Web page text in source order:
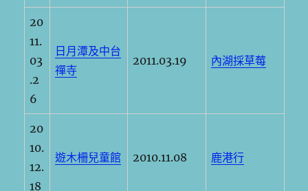
20
11.
03
.2
6
日月潭及中台
禪寺
2011.03.19 內湖採草莓
20
10.
12.
18
遊木柵兒童館 2010.11.08 鹿港行